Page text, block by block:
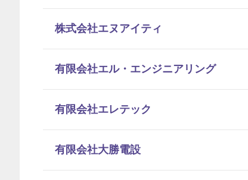
株式会社エヌアイティ
有限会社エル・エンジニアリング
有限会社エレテック
有限会社大勝電設